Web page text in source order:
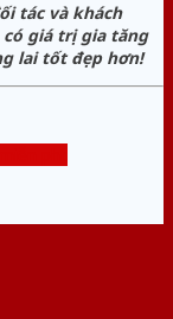
tác và khách
có giá trị gia tăng
lai tốt đẹp hơn!
phí: